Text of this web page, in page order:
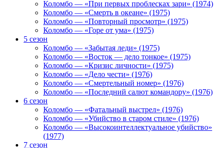
Коломбо — «При первых проблесках зари» (1974)
Коломбо — «Смерть в океане» (1975)
Коломбо — «Повторный просмотр» (1975)
Коломбо — «Горе от ума» (1975)
5 сезон
Коломбо — «Забытая леди» (1975)
Коломбо — «Восток — дело тонкое» (1975)
Коломбо — «Кризис личности» (1975)
Коломбо — «Дело чести» (1976)
Коломбо — «Смертельный номер» (1976)
Коломбо — «Последний салют командору» (1976)
6 сезон
Коломбо — «Фатальный выстрел» (1976)
Коломбо — «Убийство в старом стиле» (1976)
Коломбо — «Высокоинтеллектуальное убийство»
(1977)
7 сезон